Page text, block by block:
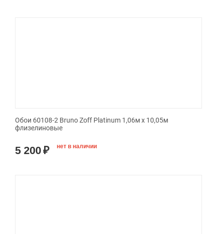
Обои 60108-2 Bruno Zoff Platinum 1,06м х 10,05м
флизелиновые
5 200₽ нет в наличии